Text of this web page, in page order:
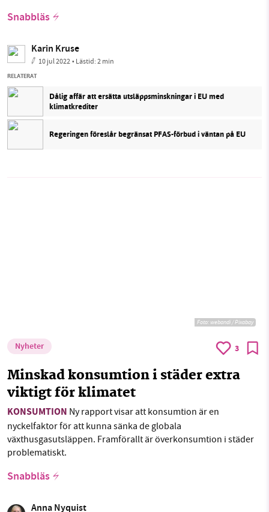
Snabbläs
Karin Kruse
10 jul 2022• Lästid:2 min
RELATERAT
Dålig affär att ersätta utsläppsminskningar i EU med
klimatkrediter
Regeringen föreslår begränsat PFAS-förbud i väntan på EU
Foto: webandi / Pixabay
Nyheter 3
Minskad konsumtion i städer extra
viktigt för klimatet
KONSUMTION Ny rapport visar att konsumtion är en
nyckelfaktor för att kunna sänka de globala
växthusgasutsläppen. Framförallt är överkonsumtion i städer
problematiskt.
Snabbläs
Anna Nyquist